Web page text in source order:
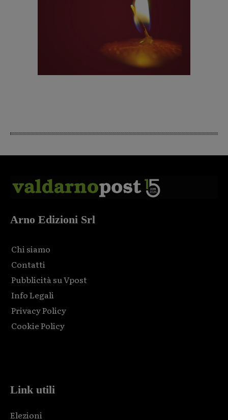
Arno Edizioni Srl
Chi siamo
Contatti
Pubblicità su Vpost
Info Legali
Privacy Policy
Cookie Policy
Link utili
Elezioni